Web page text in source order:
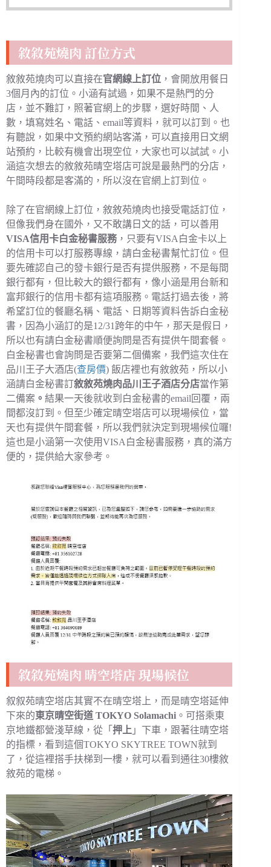
敘敘苑燒肉 訂位方式
敘敘苑燒肉可以直接在官網線上訂位 ，會開放用餐日
3個月內的訂位。小涵有試過，如果不是熱門的分
店，並不難訂，照著官網上的步驟，選好時間、人
數，填寫姓名、電話、email等資料，就可以訂到。也
有聽說，如果中文預約網站客滿，可以直接用日文網
站預約，比較有機會出現空位，大家也可以試試。小
涵這次想去的敘敘苑晴空塔店可說是最熱門的分店，
午間時段都是客滿的，所以沒在官網上訂到位。
除了在官網線上訂位，敘敘苑燒肉也接受電話訂位，
但像我們身在國外，又不敢講日文的話，可以善用
VISA信用卡白金秘書服務 ，只要有VISA白金卡以上
的信用卡可以打服務專線，請白金秘書幫忙訂位。但
要先確認自己的發卡銀行是否有提供服務，不是每間
銀行都有，但比較大的銀行都有，像小涵是用台新和
富邦銀行的信用卡都有這項服務。電話打過去後，將
希望訂位的餐廳名稱、電話、日期等資料告訴白金秘
書，因為小涵訂的是12/31跨年的中午，那天是假日，
所以也有請白金秘書順便詢問是否有提供午間套餐。
白金秘書也會詢問是否要第二個備案，我們這次住在
品川王子大酒店(查房價) 飯店裡也有敘敘苑，所以小
涵請白金秘書訂敘敘苑燒肉品川王子酒店分店當作第
二備案 。 結果一天後就收到白金秘書的email回覆，兩
間都沒訂到。但至少確定晴空塔店可以現場候位，當
天也有提供午間套餐，所以我們就決定到現場候位囉!
這也是小涵第一次使用VISA白金秘書服務，真的滿方
便的，提供給大家參考。
敘敘苑燒肉 晴空塔店 現場候位
叙叙苑晴空塔店其實不在晴空塔上，而是晴空塔延伸
下來的東京晴空街道 TOKYO Solamachi 。可搭乘東
京地鐵都營淺草線，從「 押上 」下車，跟著往晴空塔
的指標，看到這個TOKYO SKYTREE TOWN就到
了，從這裡搭手扶梯到一樓，就可以看到通往30樓敘
敘苑的電梯。